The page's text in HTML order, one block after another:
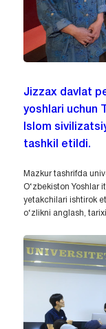
Jizzax davlat
yoshlari uchun
Islom
tashkil etildi.
Mazkur tashrifda
O‘zbekiston Yoshlar
yetakchilari ishtirok
o‘zlikni anglash,